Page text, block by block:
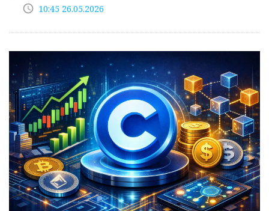
access_time 10:45 26.05.2026